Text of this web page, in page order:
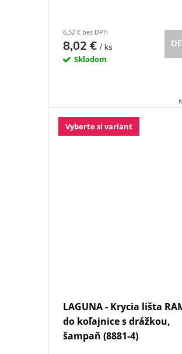
v
t
o
6,52 € bez DPH
8,02 €/ ks
Skladom
Vyberte si variant
LAGUNA - Krycia lišta
do koľajnice s drážkou,
šampaň (8881-4)